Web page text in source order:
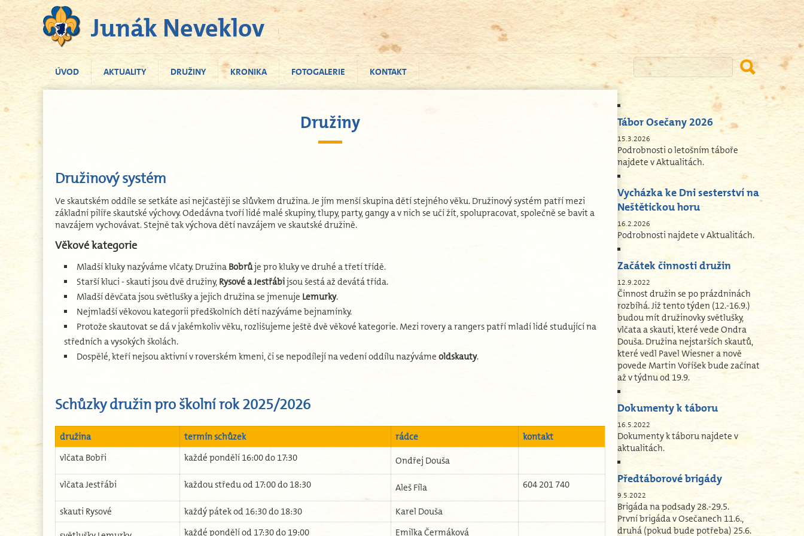
Junák Neveklov
ÚVOD AKTUALITY DRUŽINY KRONIKA FOTOGALERIE KONTAKT
Tábor Osečany 2026
15.3.2026
Podrobnosti o letošním táboře
najdete v Aktualitách.
Vycházka ke Dni sesterství na
Neštětickou horu
16.2.2026
Podrobnosti najdete v Aktualitách.
Začátek činnosti družin
12.9.2022
Činnost družin se po prázdninách
rozbíhá. Již tento týden (12.-16.9.)
budou mít družinovky světlušky,
vlčata a skauti, které vede Ondra
Douša. Družina nejstarších skautů,
které vedl Pavel Wiesner a nově
povede Martin Voříšek bude začínat
až v týdnu od 19.9.
Dokumenty k táboru
16.5.2022
Dokumenty k táboru najdete v
aktualitách.
Předtáborové brigády
9.5.2022
Brigáda na podsady 28.-29.5.
První brigáda v Osečanech 11.6.,
druhá (pokud bude potřeba) 25.6.
Družiny
Družinový systém
Ve skautském oddíle se setkáte asi nejčastěji se slůvkem družina. Je jím menší skupina dětí stejného věku. Družinový systém patří mezi
základní pilíře skautské výchovy. Odedávna tvoří lidé malé skupiny, tlupy, party, gangy a v nich se učí žít, spolupracovat, společně se bavit a
navzájem vychovávat. Stejně tak výchova dětí navzájem ve skautské družině.
Věkové kategorie
Mladší kluky nazýváme vlčaty. Družina Bobrůje pro kluky ve druhé a třetí třídě.
Starší kluci - skauti jsou dvě družiny, Rysové a Jestřábijsou šestá až devátá třída.
Mladší děvčata jsou světlušky a jejich družina se jmenuje Lemurky.
Nejmladší věkovou kategorii předškolních dětí nazýváme bejnamínky.
Protože skautovat se dá v jakémkoliv věku, rozlišujeme ještě dvě věkové kategorie. Mezi rovery a rangers patří mladí lidé studující na
středních a vysokých školách.
Dospělé, kteří nejsou aktivní v roverském kmeni, či se nepodílejí na vedení oddílu nazýváme oldskauty.
Schůzky družin pro školní rok 2025/2026
družina termín schůzek rádce
kontakt
vlčata Bobři
každé pondělí 16:00 do 17:30
Ondřej Douša
vlčata Jestřábi
každou středu od 17:00 do 18:30 Aleš Fíla 604 201 740
skauti Rysové každý pátek od 16:30 do 18:30
Karel Douša
každé pondělí od 17:30 do 19:00 Emilka Čermáková